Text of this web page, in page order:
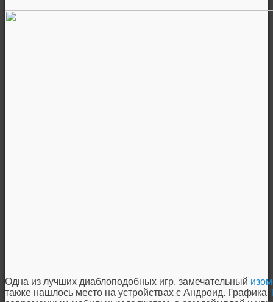
Одна из лучших диаблоподобных игр, замечательный
также нашлось место на устройствах с Андроид. Графика